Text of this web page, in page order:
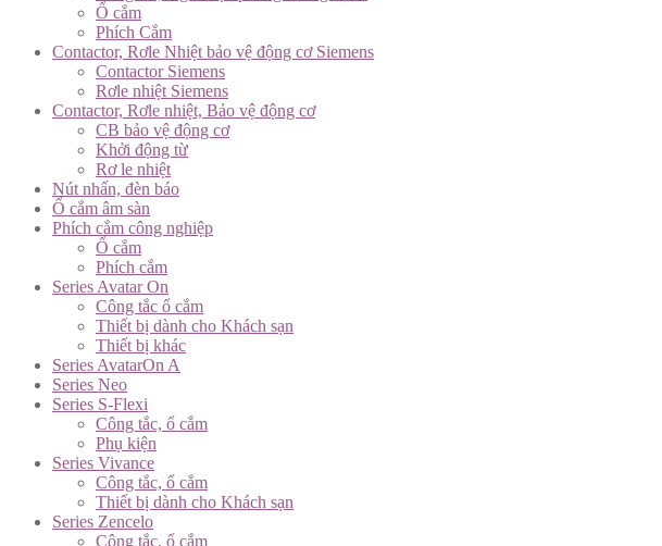
Ổ cắm
Phích Cắm
Contactor, Rơle Nhiệt bảo vệ động cơ Siemens
Contactor Siemens
Rơle nhiệt Siemens
Contactor, Rơle nhiệt, Bảo vệ động cơ
CB bảo vệ động cơ
Khởi động từ
Rơ le nhiệt
Nút nhấn, đèn báo
Ổ cắm âm sàn
Phích cắm công nghiệp
Ổ cắm
Phích cắm
Series Avatar On
Công tắc ổ cắm
Thiết bị dành cho Khách sạn
Thiết bị khác
Series AvatarOn A
Series Neo
Series S-Flexi
Công tắc, ổ cắm
Phụ kiện
Series Vivance
Công tắc, ổ cắm
Thiết bị dành cho Khách sạn
Series Zencelo
Công tắc, ổ cắm